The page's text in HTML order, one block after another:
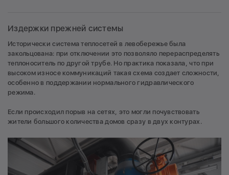
Издержки прежней системы
Исторически система теплосетей в левобережье была
закольцована: при отключении это позволяло перераспределять
теплоноситель по другой трубе. Но практика показала, что при
высоком износе коммуникаций такая схема создает сложности,
особенно в поддержании нормального гидравлического
режима.
Если происходил порыв на сетях, это могли почувствовать
жители большого количества домов сразу в двух контурах.